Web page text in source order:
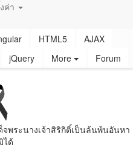
ค่า
HTML5
AJAX
jQuery More Forum
พระนางเจ้าสิริกิติ์เป็นล้นพ้นอันหา
ได้